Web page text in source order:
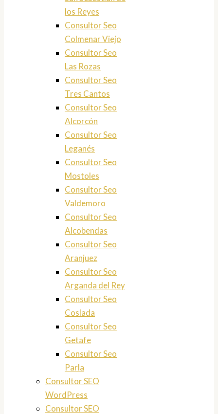
los Reyes
Consultor Seo
Colmenar Viejo
Consultor Seo
Las Rozas
Consultor Seo
Tres Cantos
Consultor Seo
Alcorcón
Consultor Seo
Leganés
Consultor Seo
Mostoles
Consultor Seo
Valdemoro
Consultor Seo
Alcobendas
Consultor Seo
Aranjuez
Consultor Seo
Arganda del Rey
Consultor Seo
Coslada
Consultor Seo
Getafe
Consultor Seo
Parla
Consultor SEO
WordPress
Consultor SEO